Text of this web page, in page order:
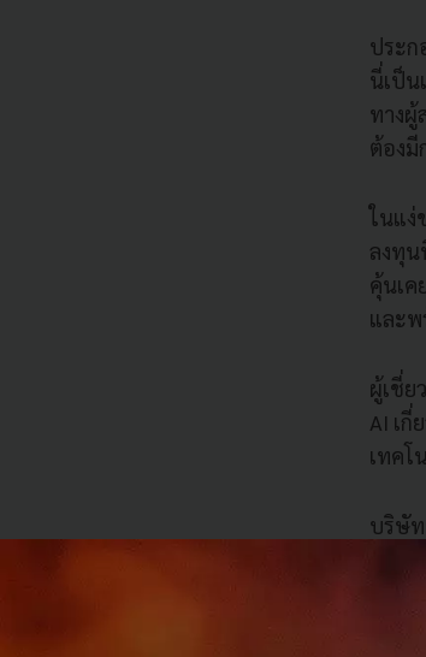
ประก
นี่เป็น
ทางผู้
ต้องมี
ในแง่
ลงทุน
คุ้นเค
และพ
ผู้เชี่ย
AI เ
เทคโ
บริษัท
ที่ลง